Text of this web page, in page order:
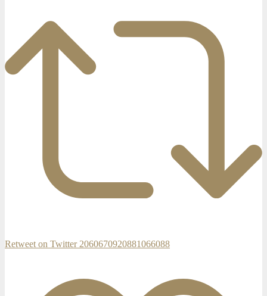
Retweet on Twitter 2060670920881066088